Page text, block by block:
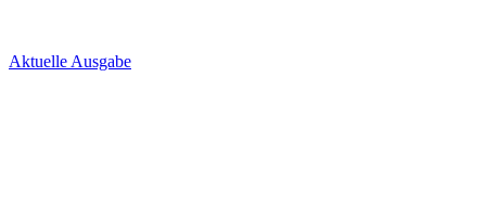
Skip
Aktuelle Ausgabe